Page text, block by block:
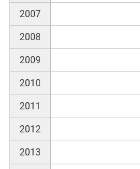
2007
2008
2009
2010
2011
2012
2013